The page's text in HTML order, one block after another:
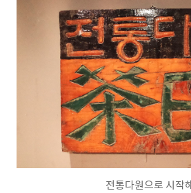
전통다원으로 시작